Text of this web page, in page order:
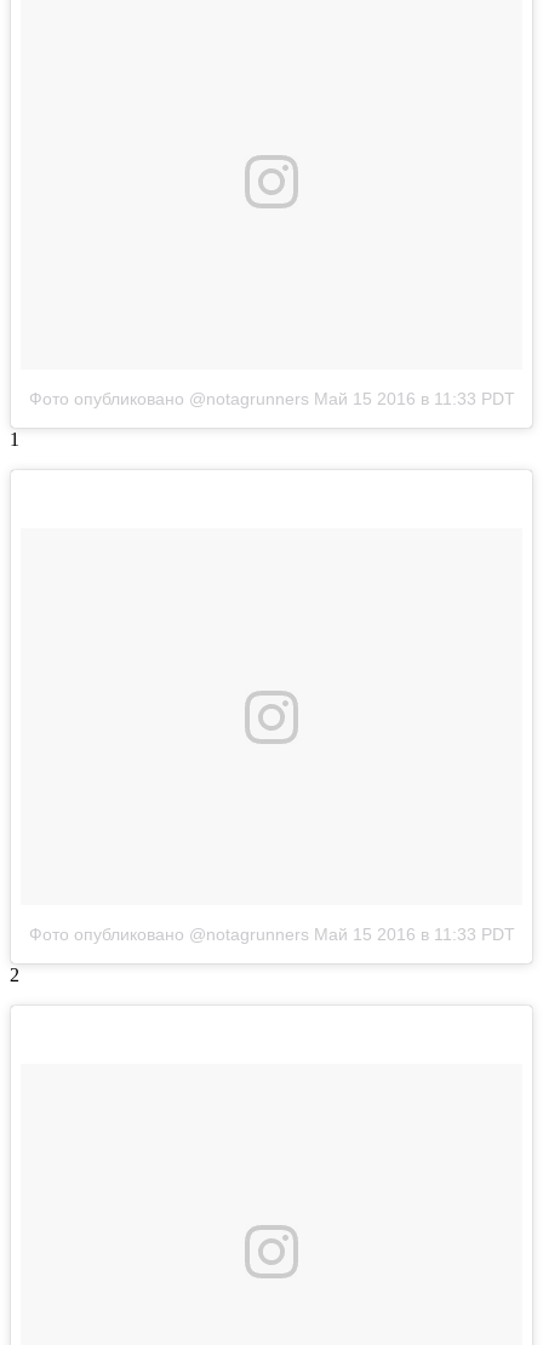
Фото опубликовано @notagrunners Май 15 2016 в 11:33 PDT
1
Фото опубликовано @notagrunners Май 15 2016 в 11:33 PDT
2